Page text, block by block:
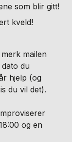
som blir gitt!
kveld!
mailen
du
hjelp (og
du vil det).
og en